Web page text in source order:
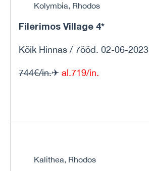
Kolymbia, Rhodos
Filerimos Village 4*
Kõik Hinnas / 7ööd. 02-06-2023
744€/in.✈ al.719/in.
Kalithea, Rhodos